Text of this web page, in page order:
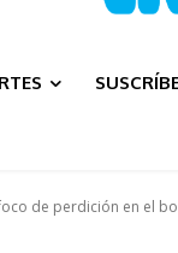
de perdición en el